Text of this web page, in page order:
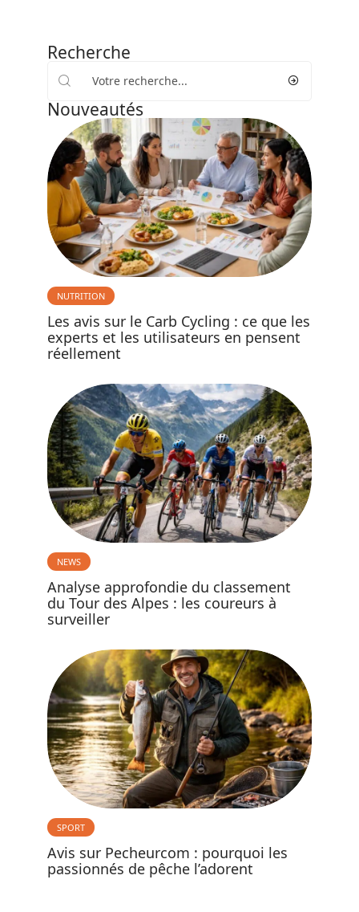
Recherche
Nouveautés
NUTRITION
Les avis sur le Carb Cycling : ce que les
experts et les utilisateurs en pensent
réellement
NEWS
Analyse approfondie du classement
du Tour des Alpes : les coureurs à
surveiller
SPORT
Avis sur Pecheurcom : pourquoi les
passionnés de pêche l’adorent